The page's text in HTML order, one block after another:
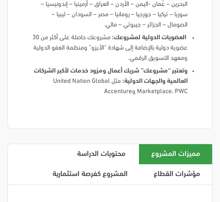
البحرين – عُمان -اليمن – الأردن – العراق – أرمينيا – إندونيسيا –
سوريا – تركيا – جورجيا – رومانيا – مصر – السودان – ليبيا –
الصومال – الجزائر – جيبوتي – مالي.
العضويات الدولية لمشروعك:
مشروعك حاصلة على أكثر من 30
عضوية دولية بالإضافة إلى شهادة “الأيزو” ومنظمة العفو الدولية
ومعهد التسويق الرقمي.
وتعتبر “مشروعك” شريك أعمال ومزود خدمات لأكبر الشركات
العالمية والجهات الدولية:
مثل United Nation Global
Marketplace، PWC وAccenture
مميزات المشروع محتويات الدراسة
مؤشرات القطاع المشروع كفرصة استثمارية